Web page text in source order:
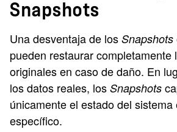
Snapshots
Una desventaja de los Snapshots
pueden restaurar completamente
originales en caso de daño. En
los datos reales, los Snapshots
únicamente el estado del
específico.